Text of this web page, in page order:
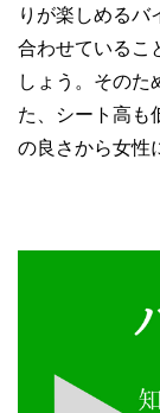
りが楽しめるバ
合わせているこ
しょう。そのた
た、シート高も
の良さから女性